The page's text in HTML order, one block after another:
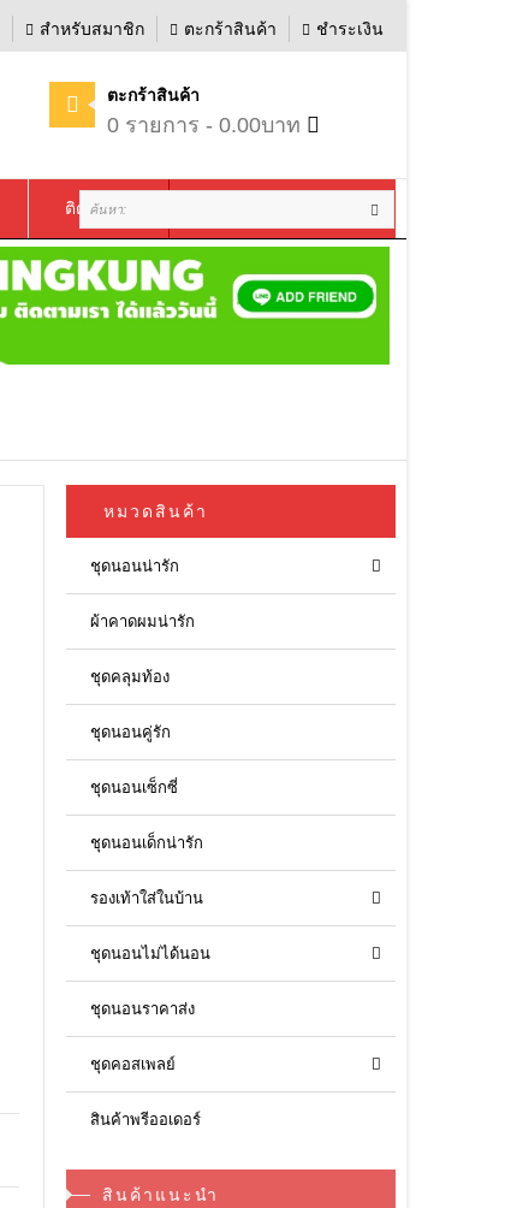
สำหรับสมาชิก ตะกร้าสินค้า ชำระเงิน
ตะกร้าสินค้า
0 รายการ - 0.00บาท
ติดต่อเรา
หมวดสินค้า
ชุดนอนน่ารัก
ผ้าคาดผมน่ารัก
ชุดคลุมท้อง
ชุดนอนคู่รัก
ชุดนอนเซ็กซี่
ชุดนอนเด็กน่ารัก
รองเท้าใส่ในบ้าน
ชุดนอนไม่ได้นอน
ชุดนอนราคาส่ง
ชุดคอสเพลย์
สินค้าพรีออเดอร์
สินค้าแนะนำ